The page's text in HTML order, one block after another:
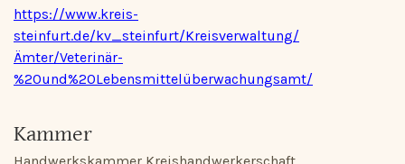
https://www.kreis-
steinfurt.de/kv_steinfurt/Kreisverwaltung/
Ämter/Veterinär-
%20und%20Lebensmittelüberwachungsamt/
Kammer